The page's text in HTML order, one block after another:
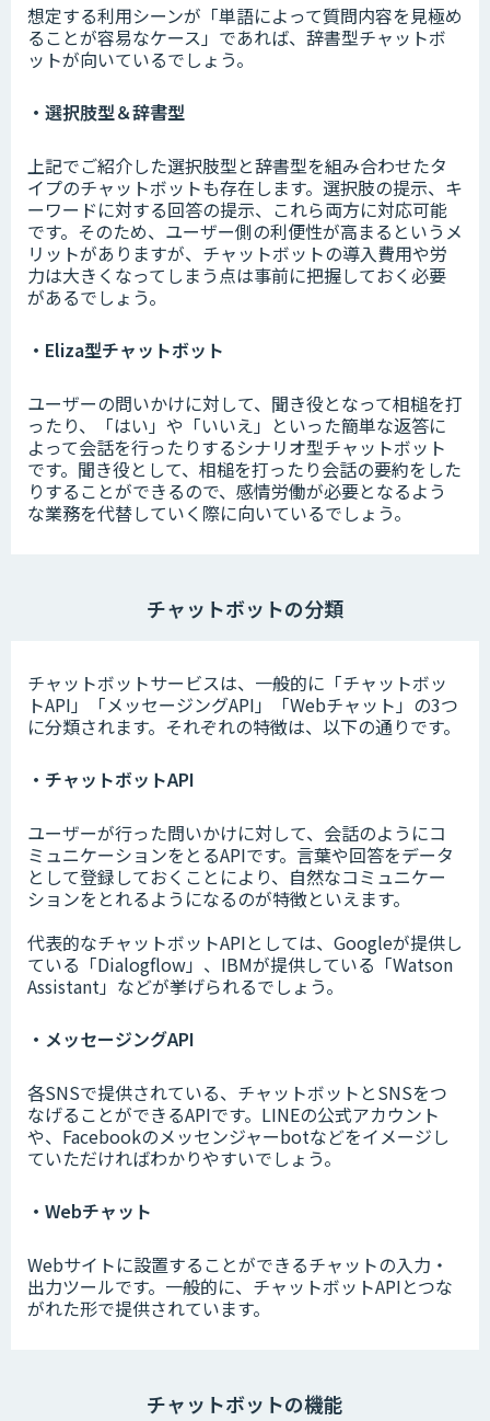
想定する利用シーンが「単語によって質問内容を見極め
ることが容易なケース」であれば、辞書型チャットボ
ットが向いているでしょう。
・選択肢型＆辞書型
上記でご紹介した選択肢型と辞書型を組み合わせたタ
イプのチャットボットも存在します。選択肢の提示、キ
ーワードに対する回答の提示、これら両方に対応可能
です。そのため、ユーザー側の利便性が高まるというメ
リットがありますが、チャットボットの導入費用や労
力は大きくなってしまう点は事前に把握しておく必要
があるでしょう。
・Eliza型チャットボット
ユーザーの問いかけに対して、聞き役となって相槌を打
ったり、「はい」や「いいえ」といった簡単な返答に
よって会話を行ったりするシナリオ型チャットボット
です。聞き役として、相槌を打ったり会話の要約をした
りすることができるので、感情労働が必要となるよう
な業務を代替していく際に向いているでしょう。
チャットボットの分類
チャットボットサービスは、一般的に「チャットボッ
トAPI」「メッセージングAPI」「Webチャット」の3つ
に分類されます。それぞれの特徴は、以下の通りです。
・チャットボットAPI
ユーザーが行った問いかけに対して、会話のようにコ
ミュニケーションをとるAPIです。言葉や回答をデータ
として登録しておくことにより、自然なコミュニケー
ションをとれるようになるのが特徴といえます。
代表的なチャットボットAPIとしては、Googleが提供し
ている「Dialogflow」、IBMが提供している「Watson
Assistant」などが挙げられるでしょう。
・メッセージングAPI
各SNSで提供されている、チャットボットとSNSをつ
なげることができるAPIです。LINEの公式アカウント
や、Facebookのメッセンジャーbotなどをイメージし
ていただければわかりやすいでしょう。
・Webチャット
Webサイトに設置することができるチャットの入力・
出力ツールです。一般的に、チャットボットAPIとつな
がれた形で提供されています。
チャットボットの機能